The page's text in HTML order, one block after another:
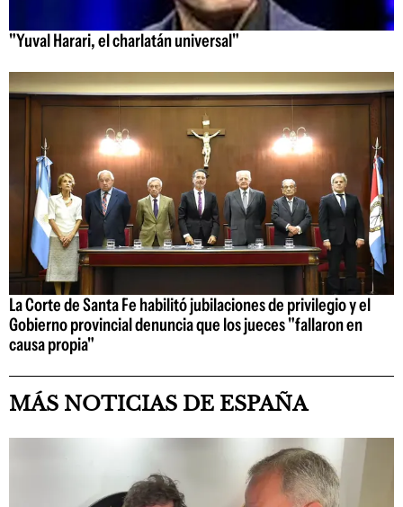
"Yuval Harari, el charlatán universal"
La Corte de Santa Fe habilitó jubilaciones de privilegio y el
Gobierno provincial denuncia que los jueces "fallaron en
causa propia"
MÁS NOTICIAS DE ESPAÑA